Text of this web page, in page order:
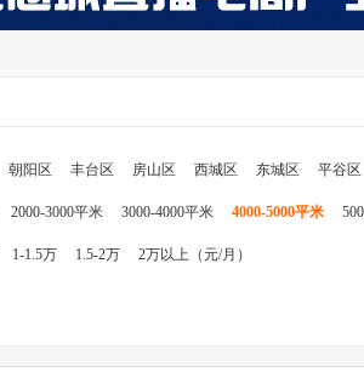
朝阳区 丰台区 房山区 西城区 东城区 平谷区
2000-3000平米 3000-4000平米 4000-5000平米
1-1.5万 1.5-2万 2万以上（元/月）